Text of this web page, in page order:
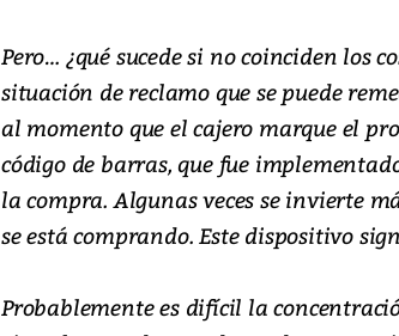
Pero… ¿qué sucede si no coinciden los
situación de reclamo que se puede
al momento que el cajero marque el
código de barras, que fue
la compra. Algunas veces se invierte
se está comprando. Este dispositivo
Probablemente es difícil la